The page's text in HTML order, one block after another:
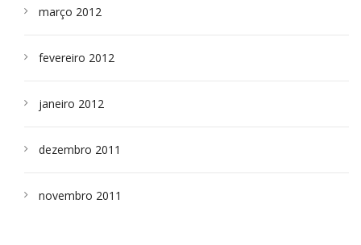
março 2012
fevereiro 2012
janeiro 2012
dezembro 2011
novembro 2011